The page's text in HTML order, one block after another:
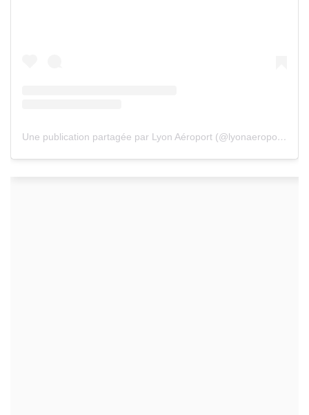
Une publication partagée par Lyon Aéroport (@lyonaeroports)